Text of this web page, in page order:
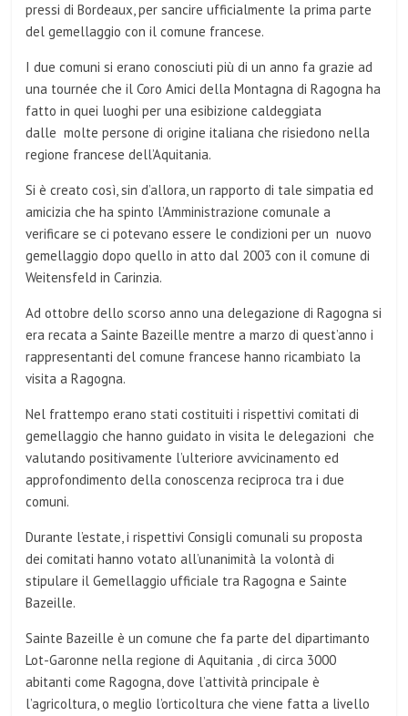
pressi di Bordeaux, per sancire ufficialmente la prima parte
del gemellaggio con il comune francese.
I due comuni si erano conosciuti più di un anno fa grazie ad
una tournée che il Coro Amici della Montagna di Ragogna ha
fatto in quei luoghi per una esibizione caldeggiata
dallemolte persone di origine italiana che risiedono nella
regione francese dell’Aquitania.
Si è creato così, sin d’allora, un rapporto di tale simpatia ed
amicizia che ha spinto l’Amministrazione comunale a
verificare se ci potevano essere le condizioni per unnuovo
gemellaggio dopo quello in atto dal 2003 con il comune di
Weitensfeld in Carinzia.
Ad ottobre dello scorso anno una delegazione di Ragogna si
era recata a Sainte Bazeille mentre a marzo di quest’anno i
rappresentanti del comune francese hanno ricambiato la
visita a Ragogna.
Nel frattempo erano stati costituiti i rispettivi comitati di
gemellaggio che hanno guidato in visita le delegazioniche
valutando positivamente l’ulteriore avvicinamento ed
approfondimento della conoscenza reciproca tra i due
comuni.
Durante l’estate, i rispettivi Consigli comunali su proposta
dei comitati hanno votato all’unanimità la volontà di
stipulare il Gemellaggio ufficiale tra Ragogna e Sainte
Bazeille.
Sainte Bazeille è un comune che fa parte del dipartimanto
Lot-Garonne nella regione di Aquitania , di circa 3000
abitanti come Ragogna, dove l’attività principale è
l’agricoltura, o meglio l’orticoltura che viene fatta a livello